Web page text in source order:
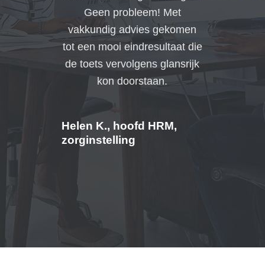
Geen probleem! Met
vakkundig advies gekomen
tot een mooi eindresultaat die
de toets vervolgens glansrijk
kon doorstaan.
Helen K., hoofd HRM,
zorginstelling